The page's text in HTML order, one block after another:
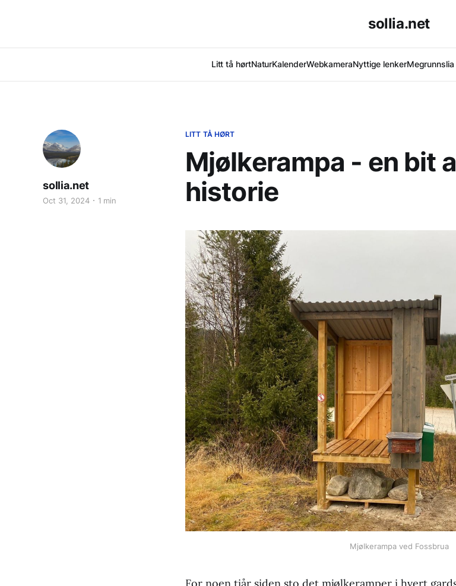
sollia.net
Litt tå hørtNaturKalenderWebkameraNyttige lenkerMegrunnslia
LITT TÅ HØRT
Mjølkerampa - en bit
historie
sollia.net
Oct 31, 2024 1 min
Mjølkerampa ved Fossbrua